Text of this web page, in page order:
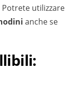
Potrete utilizzare
anche se